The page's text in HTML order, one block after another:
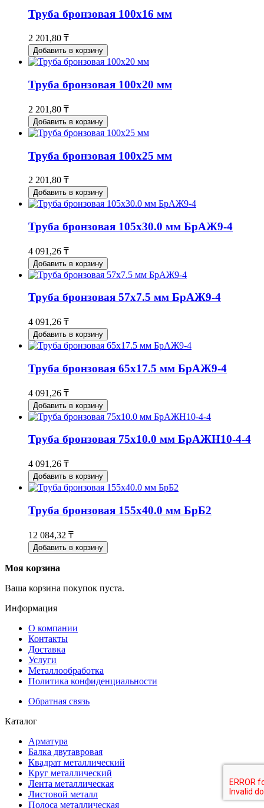
Труба бронзовая 100x16 мм
2 201,80 ₸
Добавить в корзину
Труба бронзовая 100x20 мм
2 201,80 ₸
Добавить в корзину
Труба бронзовая 100x25 мм
2 201,80 ₸
Добавить в корзину
Труба бронзовая 105х30.0 мм БрАЖ9-4
4 091,26 ₸
Добавить в корзину
Труба бронзовая 57х7.5 мм БрАЖ9-4
4 091,26 ₸
Добавить в корзину
Труба бронзовая 65х17.5 мм БрАЖ9-4
4 091,26 ₸
Добавить в корзину
Труба бронзовая 75х10.0 мм БрАЖН10-4-4
4 091,26 ₸
Добавить в корзину
Труба бронзовая 155х40.0 мм БрБ2
12 084,32 ₸
Добавить в корзину
Моя корзина
Ваша корзина покупок пуста.
Информация
О компании
Контакты
Доставка
Услуги
Металлообработка
Политика конфиденциальности
Обратная связь
Каталог
Арматура
Балка двутавровая
Квадрат металлический
Круг металлический
Лента металлическая
Листовой металл
Полоса металлическая